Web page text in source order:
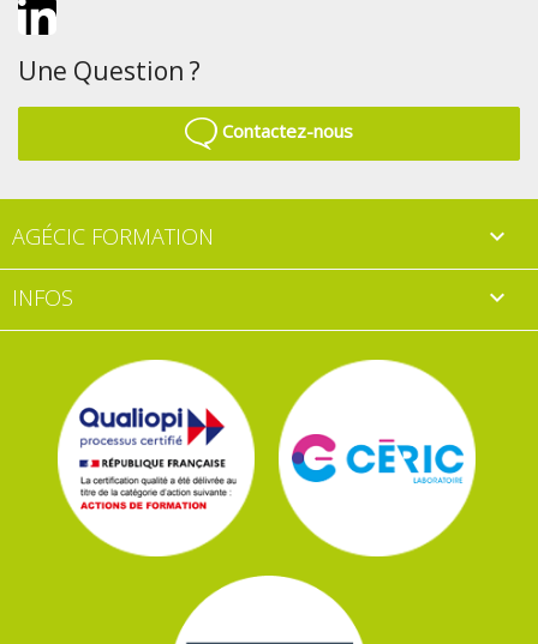
Une Question ?
Contactez-nous
AGÉCIC FORMATION 
INFOS 